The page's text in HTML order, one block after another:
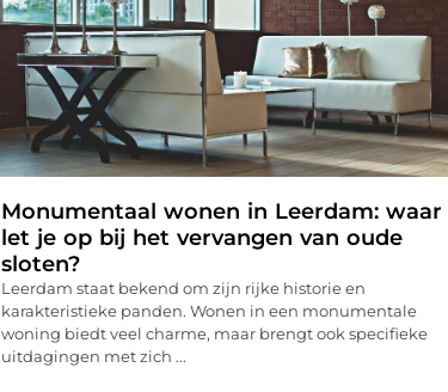
Monumentaal wonen in Leerdam: waar
let je op bij het vervangen van oude
sloten?
Leerdam staat bekend om zijn rijke historie en
karakteristieke panden. Wonen in een monumentale
woning biedt veel charme, maar brengt ook specifieke
uitdagingen met zich ...